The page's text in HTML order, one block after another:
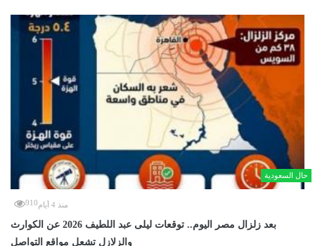
حال السعودية
منذ 4 أيام 910
بعد زلزال مصر اليوم.. توقعات ليلى عبد اللطيف 2026 عن الكوارث
والزلازل تشعل مواقع التواصل